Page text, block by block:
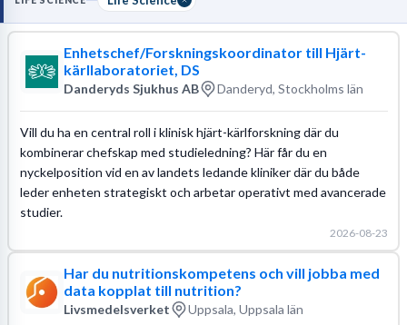
Läs mer om yrket:
Löneguide Arbetsuppgifter Utbildningsguide
Enhetschef/Forskningskoordinator till Hjärt-
kärllaboratoriet, DS
Danderyds Sjukhus AB Danderyd, Stockholms län
Vill du ha en central roll i klinisk hjärt-kärlforskning där du
kombinerar chefskap med studieledning? Här får du en
nyckelposition vid en av landets ledande kliniker där du både
leder enheten strategiskt och arbetar operativt med avancerade
studier.
2026-08-23
Har du nutritionskompetens och vill jobba med
data kopplat till nutrition?
Livsmedelsverket Uppsala, Uppsala län